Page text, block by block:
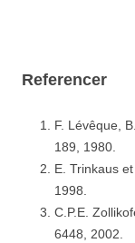
Referencer
F. Lévêque,
189, 1980.
E. Trinkaus
1998.
C.P.E.
6448, 2002.